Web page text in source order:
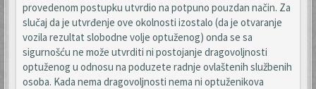
provedenom postupku utvrdio na potpuno pouzdan način. Za
slučaj da je utvrđenje ove okolnosti izostalo (da je otvaranje
vozila rezultat slobodne volje optuženog) onda se sa
sigurnošću ne može utvrditi ni postojanje dragovoljnosti
optuženog u odnosu na poduzete radnje ovlaštenih službenih
osoba. Kada nema dragovoljnosti nema ni optuženikova